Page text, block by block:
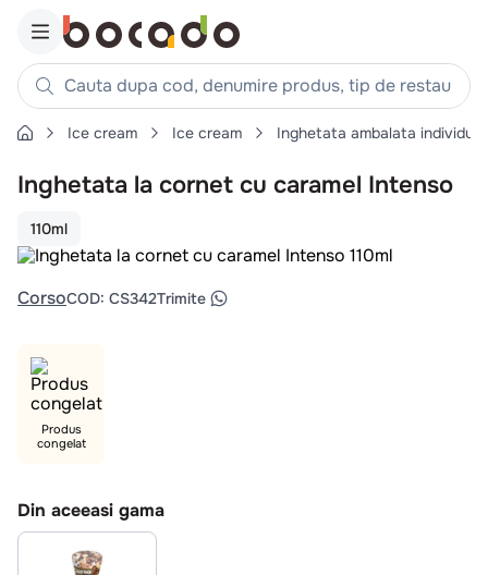
Cauta dupa cod, denumire produs, tip de restaurant,
Căutări populare
1. cartofi
. piept pui
3. pui
4. chifle
. coaste
. ceafa
aripi
10
Ice cream Ice cream Inghetata ambalata individual
Inghetata la cornet cu caramel Intenso
110ml
CorsoCOD: CS342Trimite
Produs
congelat
Din aceeasi gama